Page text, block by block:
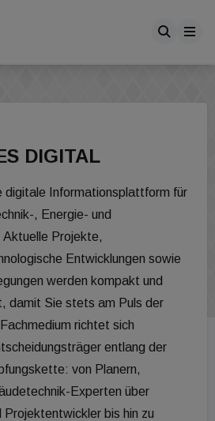
DIGITAL
digitale Informationsplattform für
, Energie- und
Aktuelle Projekte,
Entwicklungen sowie
werden kompakt und
damit Sie stets am Puls der
richtet sich
entlang der
von Planern,
Experten über
Projektentwickler bis hin zu